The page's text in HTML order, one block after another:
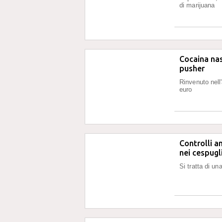
di marijuana
Cocaina
pusher
Rinvenuto
euro
Controlli
nei
Si tratta di